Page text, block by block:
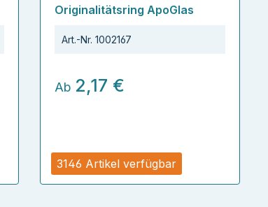
3146 Artikel verfügbar
Originalitätsring ApoGlas
Art.-Nr. 1002167
Ab 2,17 €